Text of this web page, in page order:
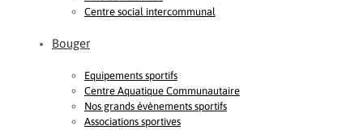
Centre social intercommunal
Bouger
Equipements sportifs
Centre Aquatique Communautaire
Nos grands évènements sportifs
Associations sportives